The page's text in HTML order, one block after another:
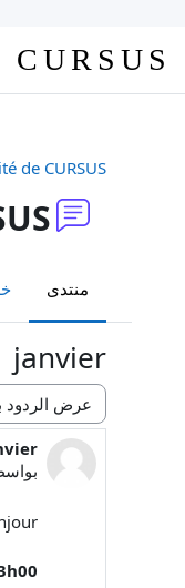
CURSUS
de CURSUS
منتدى
janvier
نمط العرض
عدد